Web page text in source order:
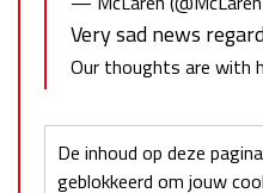
Very sad news
Our thoughts are with
De inhoud op deze
geblokkeerd om jouw